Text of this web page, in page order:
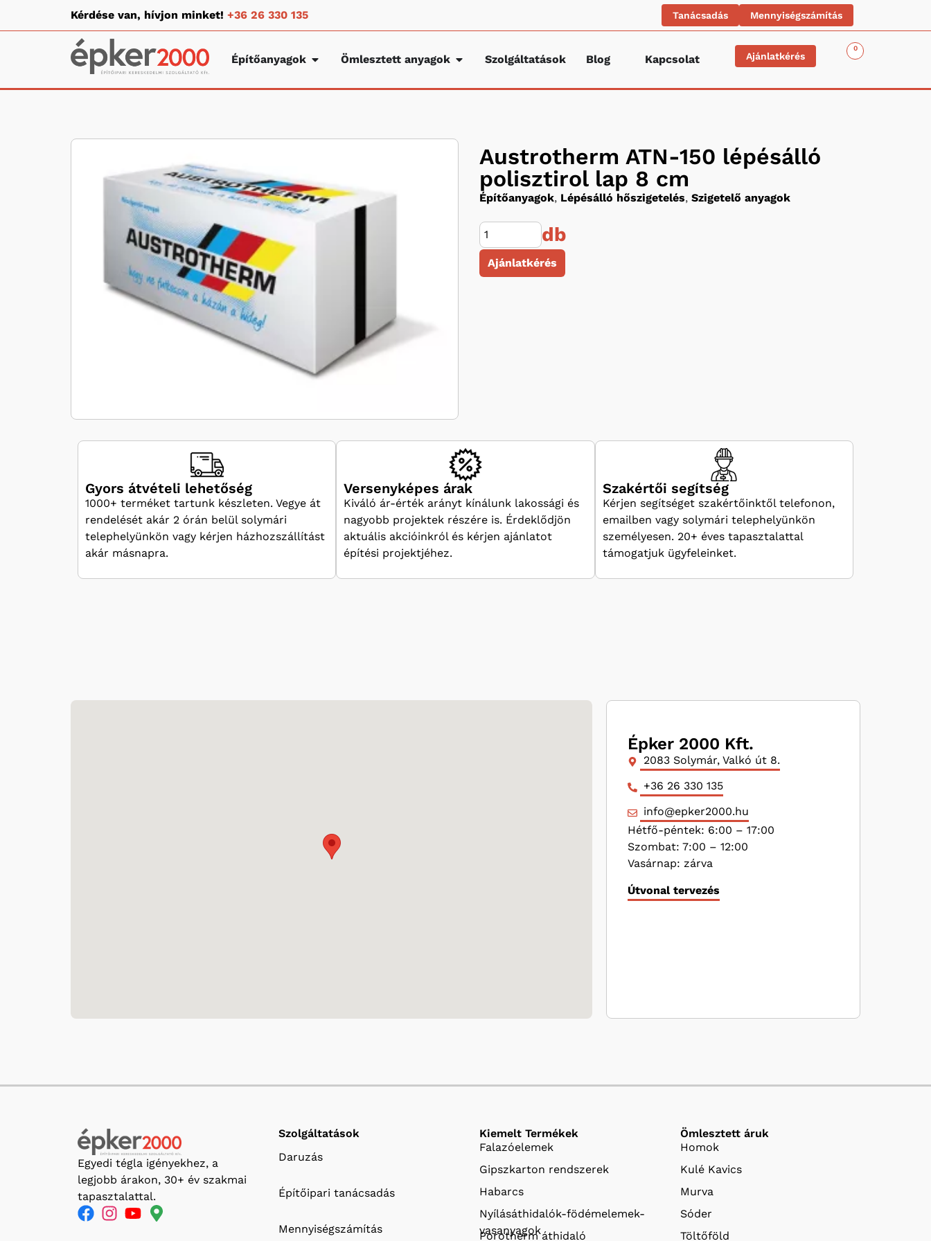
Kérdése van, hívjon minket! +36 26 330 135 Tanácsadás Mennyiségszámítás
Építőanyagok Ömlesztett anyagok Szolgáltatások Blog Kapcsolat Ajánlatkérés
0
Austrotherm ATN-150 lépésálló
polisztirol lap 8 cm
Építőanyagok, Lépésálló hőszigetelés, Szigetelő anyagok
db
Ajánlatkérés
Gyors átvételi lehetőség
1000+ terméket tartunk készleten. Vegye át
rendelését akár 2 órán belül solymári
telephelyünkön vagy kérjen házhozszállítást
akár másnapra.
Versenyképes árak
Kiváló ár-érték arányt kínálunk lakossági és
nagyobb projektek részére is. Érdeklődjön
aktuális akcióinkról és kérjen ajánlatot
építési projektjéhez.
Szakértői segítség
Kérjen segítséget szakértőinktől telefonon,
emailben vagy solymári telephelyünkön
személyesen. 20+ éves tapasztalattal
támogatjuk ügyfeleinket.
Épker 2000 Kft.
2083 Solymár, Valkó út 8.
+36 26 330 135
info@epker2000.hu
Hétfő-péntek: 6:00 – 17:00
Szombat: 7:00 – 12:00
Vasárnap: zárva
Útvonal tervezés
Egyedi tégla igényekhez, a
legjobb árakon, 30+ év szakmai
tapasztalattal.
Szolgáltatások
Daruzás
Építőipari tanácsadás
Mennyiségszámítás
Kiemelt Termékek
Falazóelemek
Gipszkarton rendszerek
Habarcs
Nyílásáthidalók-födémelemek-
vasanyagok
Porotherm áthidaló
Ömlesztett áruk
Homok
Kulé Kavics
Murva
Sóder
Töltőföld